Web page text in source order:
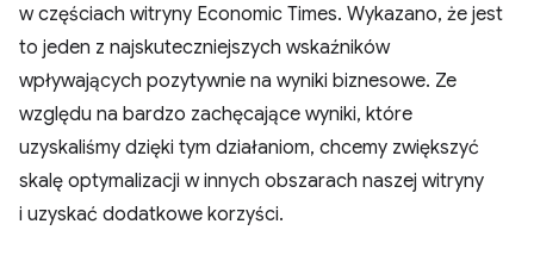
w częściach witryny Economic Times. Wykazano, że jest
to jeden z najskuteczniejszych wskaźników
wpływających pozytywnie na wyniki biznesowe. Ze
względu na bardzo zachęcające wyniki, które
uzyskaliśmy dzięki tym działaniom, chcemy zwiększyć
skalę optymalizacji w innych obszarach naszej witryny
i uzyskać dodatkowe korzyści.